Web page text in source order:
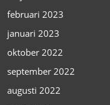
februari 2023
januari 2023
oktober 2022
september 2022
augusti 2022